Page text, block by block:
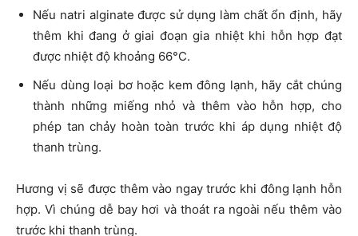
Nếu natri alginate được sử dụng làm chất ổn định, hãy
thêm khi đang ở giai đoạn gia nhiệt khi hỗn hợp đạt
được nhiệt độ khoảng 66°C.
Nếu dùng loại bơ hoặc kem đông lạnh, hãy cắt chúng
thành những miếng nhỏ và thêm vào hỗn hợp, cho
phép tan chảy hoàn toàn trước khi áp dụng nhiệt độ
thanh trùng.
Hương vị sẽ được thêm vào ngay trước khi đông lạnh hỗn
hợp. Vì chúng dễ bay hơi và thoát ra ngoài nếu thêm vào
trước khi thanh trùng.